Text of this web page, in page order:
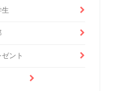
生
ント